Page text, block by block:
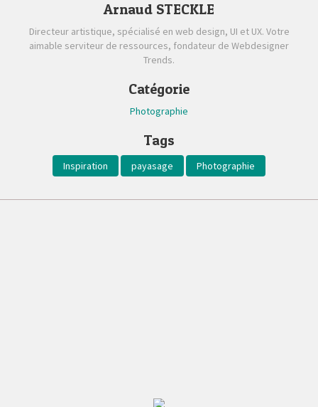
Arnaud STECKLE
Directeur artistique, spécialisé en web design, UI et UX. Votre
aimable serviteur de ressources, fondateur de Webdesigner
Trends.
Catégorie
Photographie
Tags
Inspiration payasage Photographie